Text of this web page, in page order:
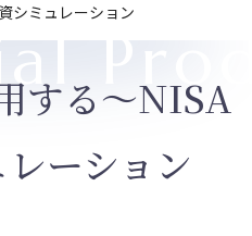
シミュレーション
する～NISA
ーション